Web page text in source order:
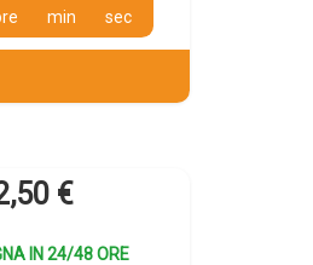
min sec
€
IN 24/48 ORE